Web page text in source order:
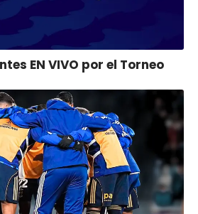
EN VIVO por el Torneo